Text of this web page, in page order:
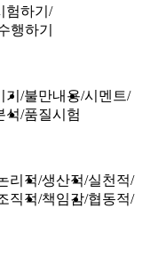
험하기
행하기
불만내용 시멘트
석 품질시험
리적 생산적 실천적
직적 책임감 협동적